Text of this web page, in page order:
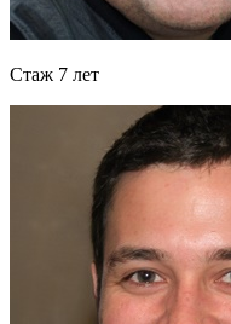
Cтаж 7 лет